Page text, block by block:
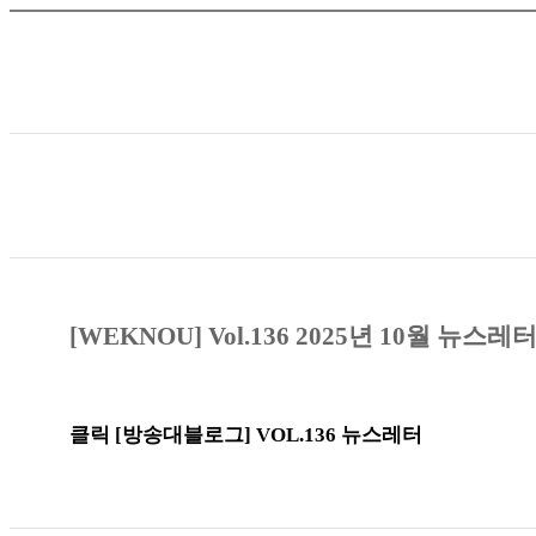
[WEKNOU] Vol.136 2025년 10월 뉴스레
클릭 [방송대블로그] VOL.136 뉴스레터